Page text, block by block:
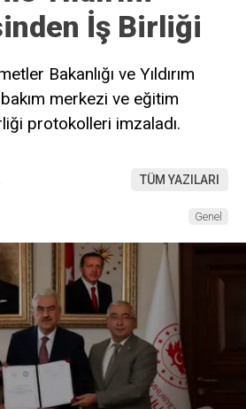
İş Birliği
Bakanlığı ve Yıldırım
merkezi ve eğitim
protokolleri imzaladı.
TÜM YAZILARI
Genel